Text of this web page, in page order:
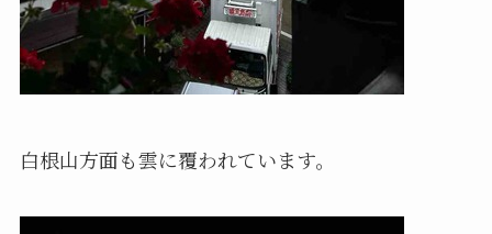
白根山方面も雲に覆われています。